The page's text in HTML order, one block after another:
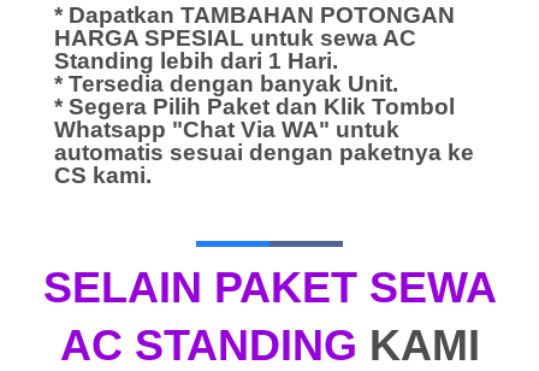
* Dapatkan TAMBAHAN POTONGAN
HARGA SPESIAL untuk sewa AC
Standing lebih dari 1 Hari.
* Tersedia dengan banyak Unit.
* Segera Pilih Paket dan Klik Tombol
Whatsapp "Chat Via WA" untuk
automatis sesuai dengan paketnya ke
CS kami.
SELAIN PAKET SEWA
AC STANDING KAMI